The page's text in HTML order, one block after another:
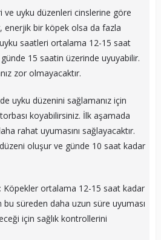
ve uyku düzenleri cinslerine göre
enerjik bir köpek olsa da fazla
saatleri ortalama 12-15 saat
15 saatin üzerinde uyuyabilir.
zor olmayacaktır.
uyku düzenini sağlamanız için
torbası koyabilirsiniz. İlk aşamada
rahat uyumasını sağlayacaktır.
düzeni oluşur ve günde 10 saat kadar
Köpekler ortalama 12-15 saat kadar
süreden daha uzun süre uyuması
için sağlık kontrollerini